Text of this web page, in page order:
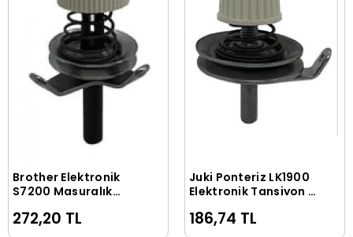
Sepete Ekle
Brother Elektronik
S7200 Masuralık
001
272,20 TL
Sepete Ekle
Juki Ponteriz LK1900
Elektronik Tansiyon /
186,74 TL